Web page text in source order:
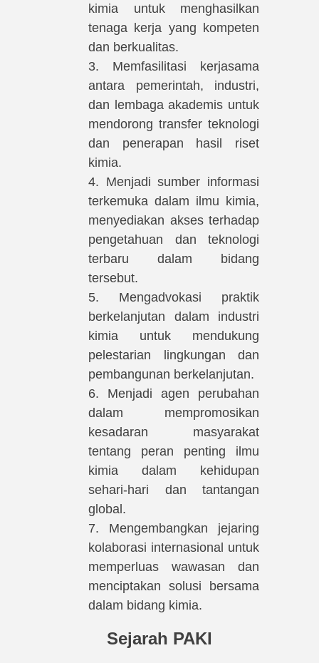
kimia untuk menghasilkan
tenaga kerja yang kompeten
dan berkualitas.
3. Memfasilitasi kerjasama
antara pemerintah, industri,
dan lembaga akademis untuk
mendorong transfer teknologi
dan penerapan hasil riset
kimia.
4. Menjadi sumber informasi
terkemuka dalam ilmu kimia,
menyediakan akses terhadap
pengetahuan dan teknologi
terbaru dalam bidang
tersebut.
5. Mengadvokasi praktik
berkelanjutan dalam industri
kimia untuk mendukung
pelestarian lingkungan dan
pembangunan berkelanjutan.
6. Menjadi agen perubahan
dalam mempromosikan
kesadaran masyarakat
tentang peran penting ilmu
kimia dalam kehidupan
sehari-hari dan tantangan
global.
7. Mengembangkan jejaring
kolaborasi internasional untuk
memperluas wawasan dan
menciptakan solusi bersama
dalam bidang kimia.
Sejarah PAKI